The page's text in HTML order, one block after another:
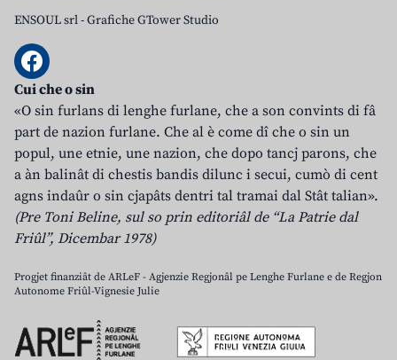
ENSOUL srl-Grafiche GTower Studio
Cui che o sin
«O sin furlans di lenghe furlane, che a son convints di fâ
part de nazion furlane. Che al è come dî che o sin un
popul, une etnie, une nazion, che dopo tancj parons, che
a àn balinât di chestis bandis dilunc i secui, cumò di cent
agns indaûr o sin cjapâts dentri tal tramai dal Stât talian».
(Pre Toni Beline, sul so prin editoriâl de “La Patrie dal
Friûl”, Dicembar 1978)
Progjet finanziât de ARLeF - Agjenzie Regjonâl pe Lenghe Furlane e de Regjon
Autonome Friûl-Vignesie Julie